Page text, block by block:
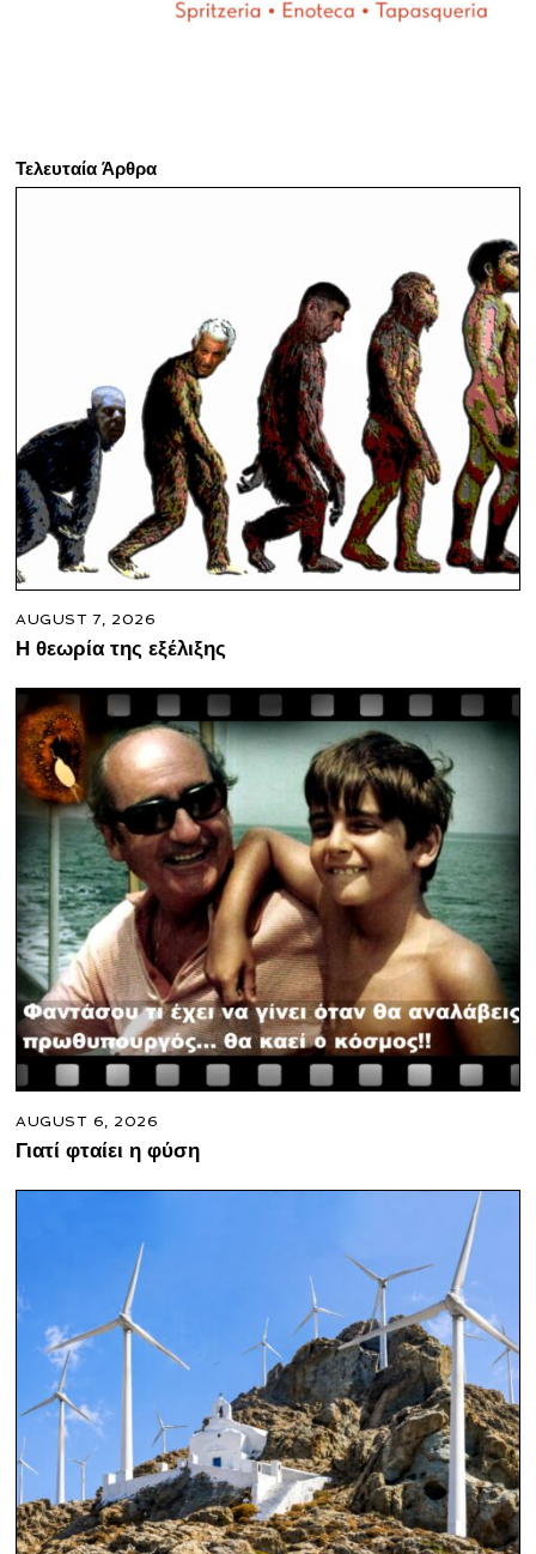
Τελευταία Άρθρα
AUGUST 7, 2026
Η θεωρία της εξέλιξης
AUGUST 6, 2026
Γιατί φταίει η φύση